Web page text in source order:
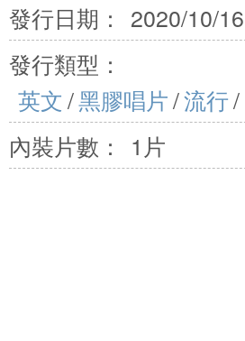
發行日期：
2020/10/16
發行類型：
英文/黑膠唱片/流行/
內裝片數：
1片